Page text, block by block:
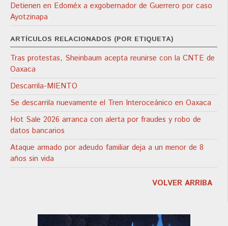
Detienen en Edoméx a exgobernador de Guerrero por caso
Ayotzinapa
ARTÍCULOS RELACIONADOS (POR ETIQUETA)
Tras protestas, Sheinbaum acepta reunirse con la CNTE de
Oaxaca
Descarrila-MIENTO
Se descarrila nuevamente el Tren Interoceánico en Oaxaca
Hot Sale 2026 arranca con alerta por fraudes y robo de
datos bancarios
Ataque armado por adeudo familiar deja a un menor de 8
años sin vida
VOLVER ARRIBA